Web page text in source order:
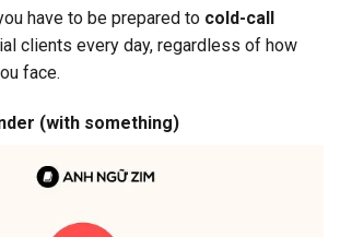
have to be prepared to cold-call
clients every day, regardless of how
face.
(with something)